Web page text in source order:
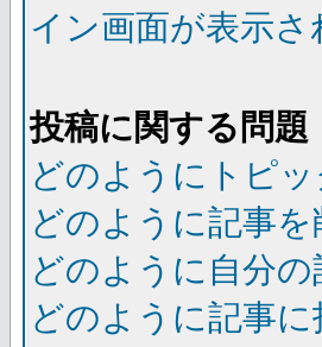
イン画面が表示さ
投稿に関する問題
どのようにトピ
どのように記事
どのように自分
どのように記事